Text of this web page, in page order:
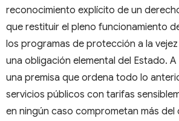
reconocimiento explícito de un
que restituir el pleno funcionamiento
los programas de protección a la
una obligación elemental del Estado.
una premisa que ordena todo lo
servicios públicos con tarifas
en ningún caso comprometan más